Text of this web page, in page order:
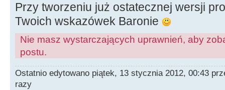
#pragma resource "*.dfm"
charv[13];
TForm1*Form1;
Przy tworzeniu już ostatecznej wersji
Twoich wskazówek Baronie
Nie masz wystarczających uprawnień, aby
postu.
Ostatnio edytowano piątek, 13 stycznia 2012, 00:43
razy